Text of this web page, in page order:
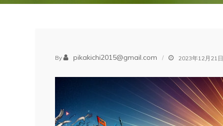
By pikakichi2015@gmail.com 2023年12月21日